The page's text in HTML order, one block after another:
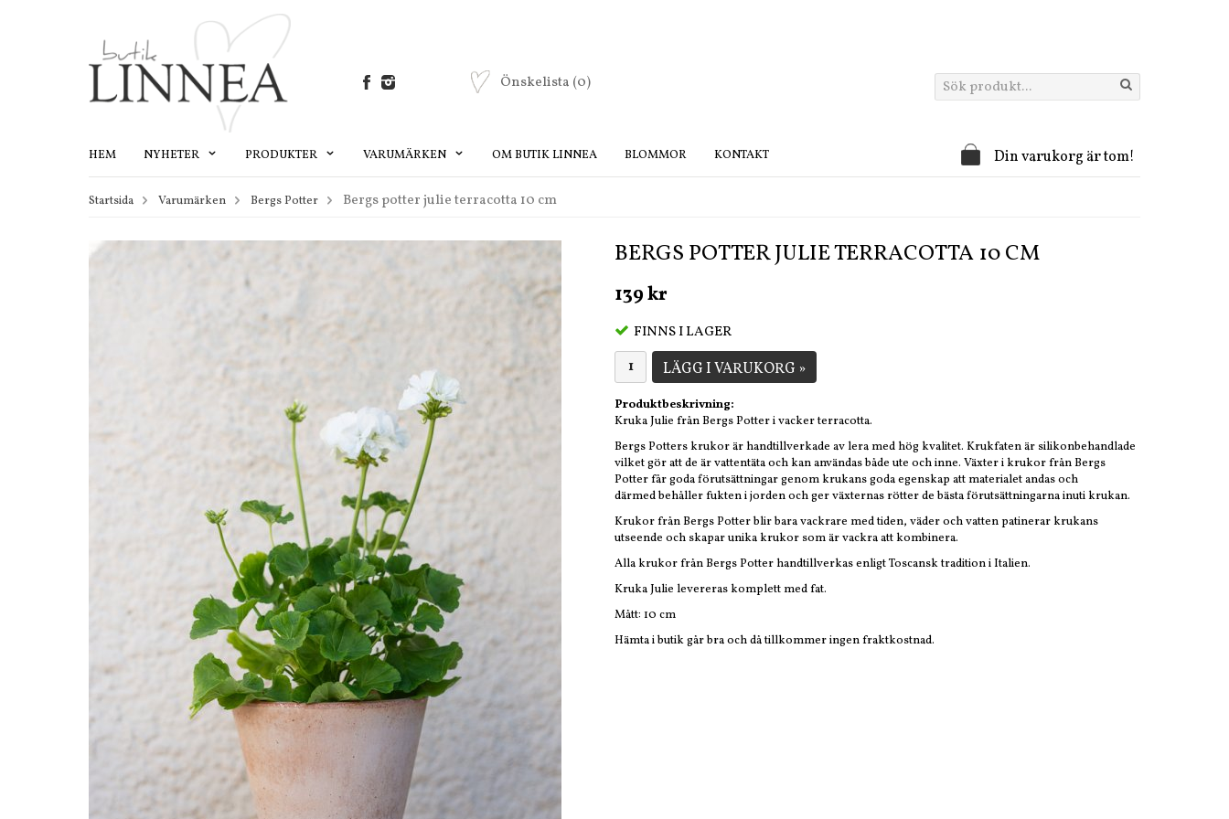
Önskelista (0)
HEM NYHETER PRODUKTER VARUMÄRKEN OM BUTIK LINNEA BLOMMOR KONTAKT Din varukorg är tom!
Startsida Varumärken Bergs Potter Bergs potter julie terracotta 10 cm
BERGS POTTER JULIE TERRACOTTA 10 CM
139 kr
FINNS I LAGER
LÄGG I VARUKORG »
Produktbeskrivning:
Kruka Julie från Bergs Potter i vacker terracotta.
Bergs Potters krukor är handtillverkade av lera med hög kvalitet. Krukfaten är silikonbehandlade
vilket gör att de är vattentäta och kan användas både ute och inne. Växter i krukor från Bergs
Potter får goda förutsättningar genom krukans goda egenskap att materialet andas och
därmed behåller fukten i jorden och ger växternas rötter de bästa förutsättningarna inuti krukan.
Krukor från Bergs Potter blir bara vackrare med tiden, väder och vatten patinerar krukans
utseende och skapar unika krukor som är vackra att kombinera.
Alla krukor från Bergs Potter handtillverkas enligt Toscansk tradition i Italien.
Kruka Julie levereras komplett med fat.
Mått: 10 cm
Hämta i butik går bra och då tillkommer ingen fraktkostnad.